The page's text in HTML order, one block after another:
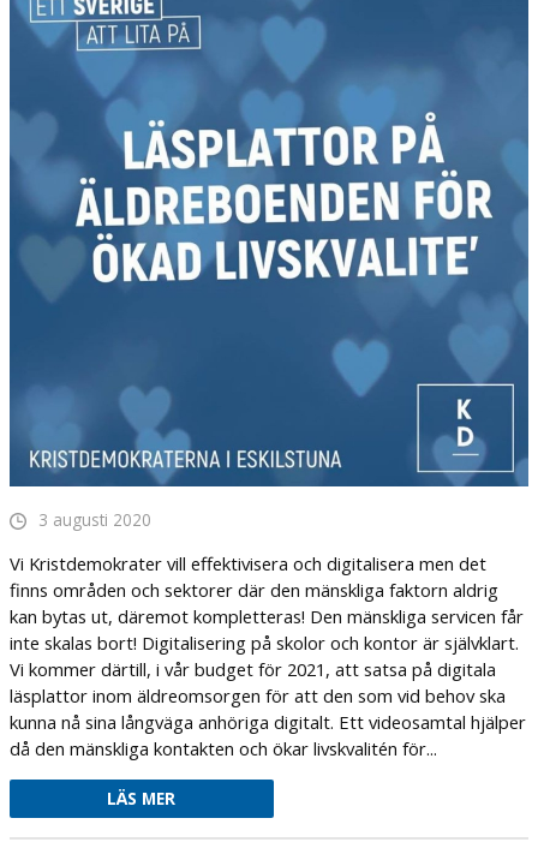
3 augusti 2020
Vi Kristdemokrater vill effektivisera och digitalisera men det
finns områden och sektorer där den mänskliga faktorn aldrig
kan bytas ut, däremot kompletteras! Den mänskliga servicen får
inte skalas bort! Digitalisering på skolor och kontor är självklart.
Vi kommer därtill, i vår budget för 2021, att satsa på digitala
läsplattor inom äldreomsorgen för att den som vid behov ska
kunna nå sina långväga anhöriga digitalt. Ett videosamtal hjälper
då den mänskliga kontakten och ökar livskvalitén för...
LÄS MER